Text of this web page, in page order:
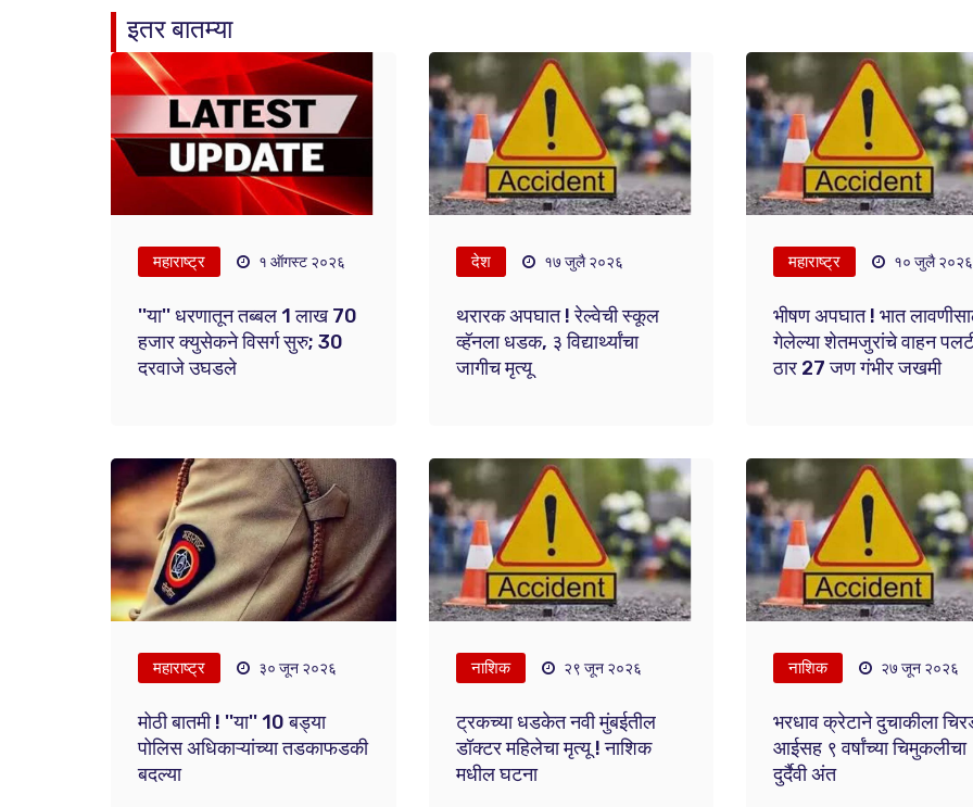
इतर बातम्या
महाराष्ट्र १ ऑगस्ट २०२६
''या'' धरणातून तब्बल 1 लाख 70
हजार क्युसेकने विसर्ग सुरु; 30
दरवाजे उघडले
देश १७ जुलै २०२६
थरारक अपघात ! रेल्वेची स्कूल
व्हॅनला धडक, ३ विद्यार्थ्यांचा
जागीच मृत्यू
महाराष्ट्र १० जुलै २०२६
भीषण अपघात ! भात
गेलेल्या शेतमजुरांचे वाहन
ठार 27 जण गंभीर जखमी
महाराष्ट्र ३० जून २०२६
मोठी बातमी ! ''या'' 10 बड्या
पोलिस अधिकाऱ्यांच्या तडकाफडकी
बदल्या
नाशिक २९ जून २०२६
ट्रकच्या धडकेत नवी मुंबईतील
डॉक्टर महिलेचा मृत्यू ! नाशिक
मधील घटना
नाशिक २७ जून २०२६
भरधाव क्रेटाने दुचाकीला
आईसह ९ वर्षांच्या चिमुकलीचा
दुर्दैवी अंत